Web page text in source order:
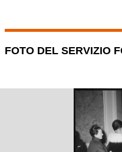
FOTO DEL SERVIZIO